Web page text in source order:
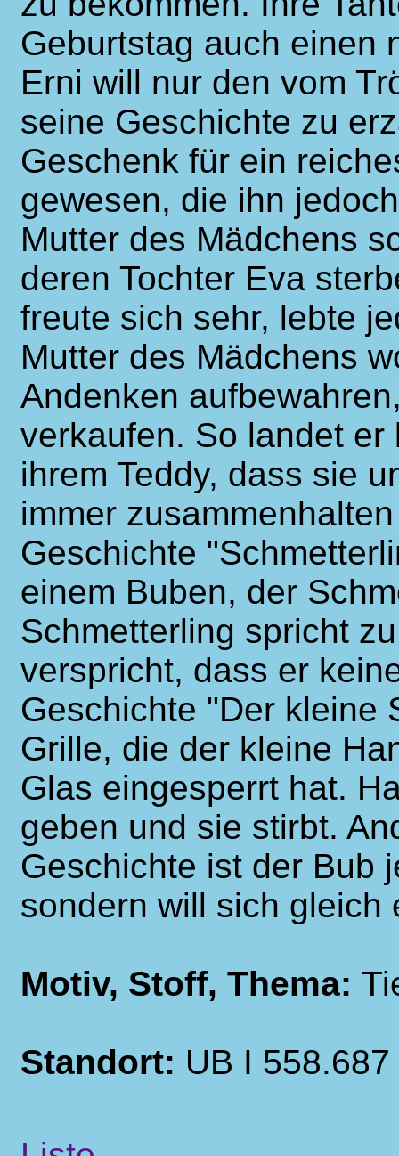
Geburtstag auch einen
Erni will nur den vom
seine Geschichte zu
Geschenk für ein
gewesen, die ihn
Mutter des Mädchens
deren Tochter Eva
freute sich sehr, lebte
Mutter des Mädchens
Andenken
verkaufen. So landet er
ihrem Teddy, dass sie
immer
Geschichte
einem Buben, der
Schmetterling spricht
verspricht, dass er
Geschichte "Der kleine
Grille, die der kleine
Glas eingesperrt hat.
geben und sie stirbt.
Geschichte ist der Bub
sondern will sich gleich
Motiv, Stoff, Thema:
Standort: UB I 558.687